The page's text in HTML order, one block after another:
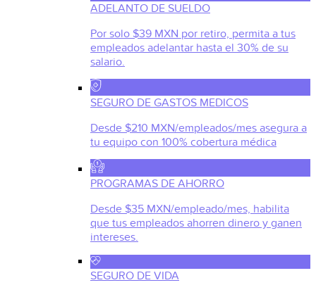
ADELANTO DE SUELDO
Por solo $39 MXN por retiro, permita a tus
empleados adelantar hasta el 30% de su
salario.
SEGURO DE GASTOS MEDICOS
Desde $210 MXN/empleados/mes asegura a
tu equipo con 100% cobertura médica
PROGRAMAS DE AHORRO
Desde $35 MXN/empleado/mes, habilita
que tus empleados ahorren dinero y ganen
intereses.
SEGURO DE VIDA